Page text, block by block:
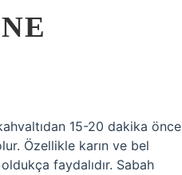
15-20 dakika önce
Özellikle karın ve bel
faydalıdır. Sabah